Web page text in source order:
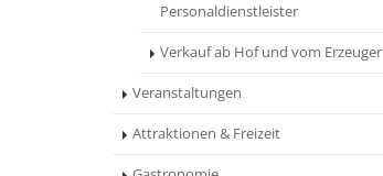
Personaldienstleister
Verkauf ab Hof und vom Erzeuger
Veranstaltungen
Attraktionen & Freizeit